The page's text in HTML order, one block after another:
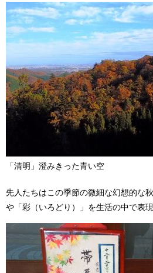
「清明」澄みきった青い空
先人たちはこの季節の微細な幻想的な
や「彩（いろどり）」を生活の中で表現